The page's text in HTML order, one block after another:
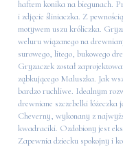
haftem konika na biegunach.
i zdjęcie śliniaczka. Z
motywem uszu króliczka.
weluru wiązanego na
surowego, litego, bukowego
Gryzaczek został
ząbkującego Maluszka. Jak
bardzo ruchliwe. Idealnym
drewniane szczebelki
Cheverny, wykonany z
kwadraciki. Ozdobiony jest
Zapewnia dziecku spokojny i